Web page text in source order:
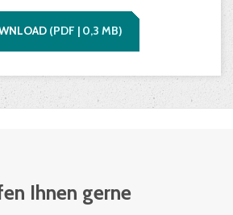
(PDF | 0,3 MB)
Ihnen gerne